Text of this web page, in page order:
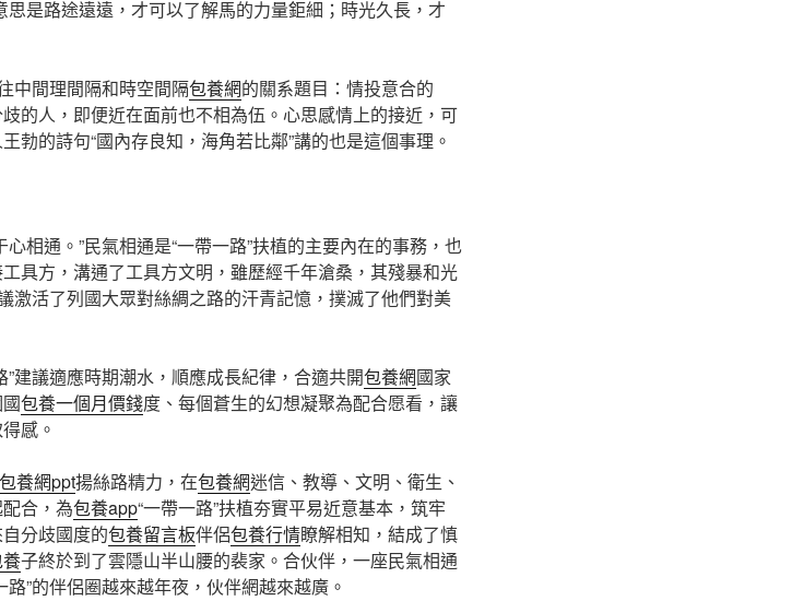
是路途遠遠，才可以了解馬的力量鉅細；時光久長，才
中間理間隔和時空間隔包養網的關系題目：情投意合的
的人，即便近在面前也不相為伍。心思感情上的接近，可
勃的詩句“國內存良知，海角若比鄰”講的也是這個事理。
通。”民氣相通是“一帶一路”扶植的主要內在的事務，也
具方，溝通了工具方文明，雖歷經千年滄桑，其殘暴和光
激活了列國大眾對絲綢之路的汗青記憶，撲滅了他們對美
”建議適應時期潮水，順應成長紀律，合適共開包養網國家
包養一個月價錢度、每個蒼生的幻想凝聚為配合愿看，讓
感。
包養網ppt揚絲路精力，在包養網迷信、教導、文明、衛生、
合，為包養app“一帶一路”扶植夯實平易近意基本，筑牢
分歧國度的包養留言板伴侶包養行情瞭解相知，結成了慎
子終於到了雲隱山半山腰的裴家。合伙伴，一座民氣相通
路”的伴侶圈越來越年夜，伙伴網越來越廣。